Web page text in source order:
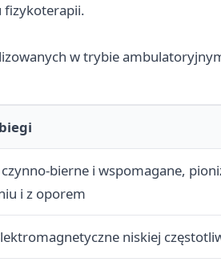
fizykoterapii.
w trybie
bierne i wspomagane,
i z oporem
niskiej